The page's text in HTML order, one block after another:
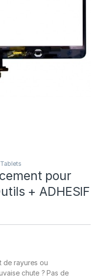
Tablets
pour
+ ADHESIF
de rayures ou
chute ? Pas de